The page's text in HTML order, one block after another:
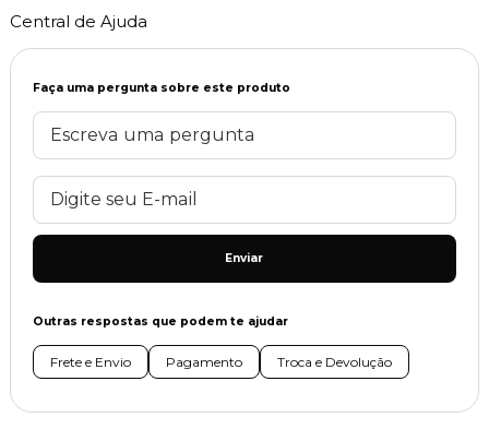
Central de Ajuda
Faça uma pergunta sobre este produto
Enviar
Outras respostas que podem te ajudar
Frete e Envio Pagamento Troca e Devolução